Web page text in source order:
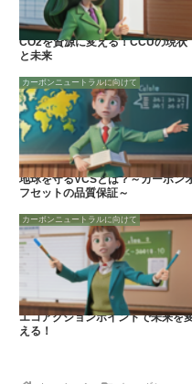
CO2を資源に変える！CCUの現状
と未来
カーボンニュートラルに向けて
地球を守るVCSとは？～カーボン
フセットの品質保証～
カーボンニュートラルに向けて
エコアクションポイントで未来を
える！